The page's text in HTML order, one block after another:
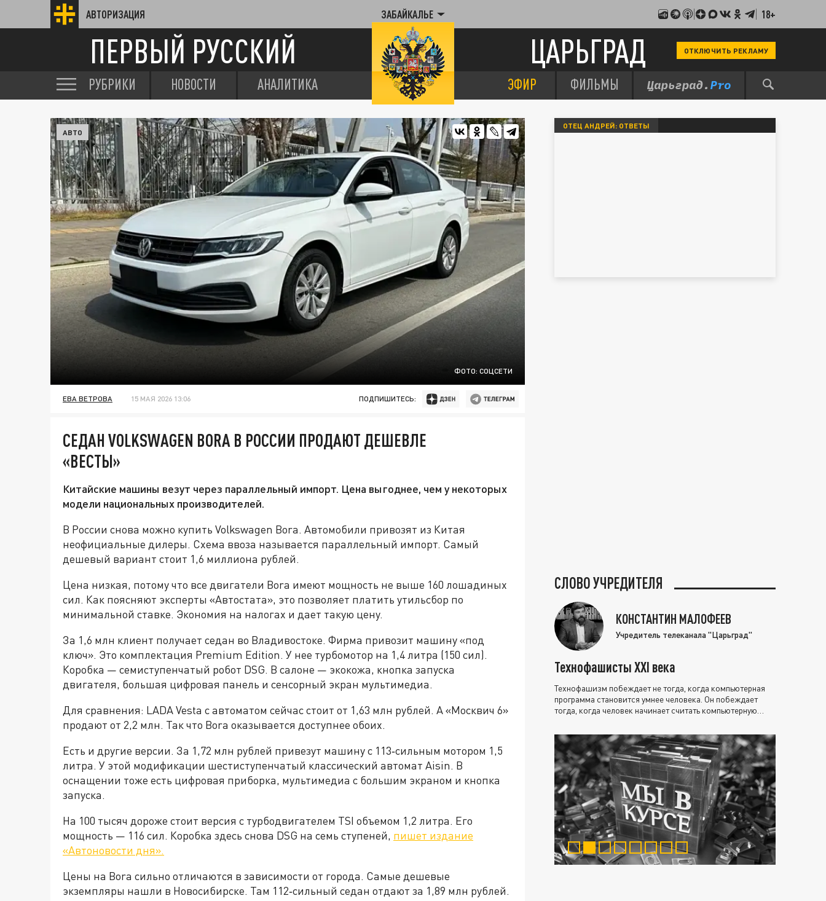
АВТОРИЗАЦИЯ ЗАБАЙКАЛЬЕ 18+
ПЕРВЫЙ РУССКИЙ ЦАРЬГРАД ОТКЛЮЧИТЬ РЕКЛАМУ
РУБРИКИ НОВОСТИ АНАЛИТИКА ЭФИР ФИЛЬМЫ
ФОТО: СОЦСЕТИ
АВТО
ЕВА ВЕТРОВА 15 МАЯ 2026 13:06 ПОДПИШИТЕСЬ:
СЕДАН VOLKSWAGEN BORA В РОССИИ ПРОДАЮТ ДЕШЕВЛЕ
«ВЕСТЫ»
Китайские машины везут через параллельный импорт. Цена выгоднее, чем у некоторых
модели национальных производителей.
В России снова можно купить Volkswagen Bora. Автомобили привозят из Китая
неофициальные дилеры. Схема ввоза называется параллельный импорт. Самый
дешевый вариант стоит 1,6 миллиона рублей.
Цена низкая, потому что все двигатели Bora имеют мощность не выше 160 лошадиных
сил. Как поясняют эксперты «Автостата», это позволяет платить утильсбор по
минимальной ставке. Экономия на налогах и дает такую цену.
За 1,6 млн клиент получает седан во Владивостоке. Фирма привозит машину «под
ключ». Это комплектация Premium Edition. У нее турбомотор на 1,4 литра (150 сил).
Коробка — семиступенчатый робот DSG. В салоне — экокожа, кнопка запуска
двигателя, большая цифровая панель и сенсорный экран мультимедиа.
Для сравнения: LADA Vesta с автоматом сейчас стоит от 1,63 млн рублей. А «Москвич 6»
продают от 2,2 млн. Так что Bora оказывается доступнее обоих.
Есть и другие версии. За 1,72 млн рублей привезут машину с 113‑сильным мотором 1,5
литра. У этой модификации шестиступенчатый классический автомат Aisin. В
оснащении тоже есть цифровая приборка, мультимедиа с большим экраном и кнопка
запуска.
На 100 тысяч дороже стоит версия с турбодвигателем TSI объемом 1,2 литра. Его
мощность — 116 сил. Коробка здесь снова DSG на семь ступеней, пишет издание
«Автоновости дня».
Цены на Bora сильно отличаются в зависимости от города. Самые дешевые
экземпляры нашли в Новосибирске. Там 112‑сильный седан отдают за 1,89 млн рублей.
ОТЕЦ АНДРЕЙ: ОТВЕТЫ
СЛОВО УЧРЕДИТЕЛЯ
КОНСТАНТИН МАЛОФЕЕВ
Учредитель телеканала "Царьград"
Технофашисты XXI века
Технофашизм побеждает не тогда, когда компьютерная
программа становится умнее человека. Он побеждает
тогда, когда человек начинает считать компьютерную